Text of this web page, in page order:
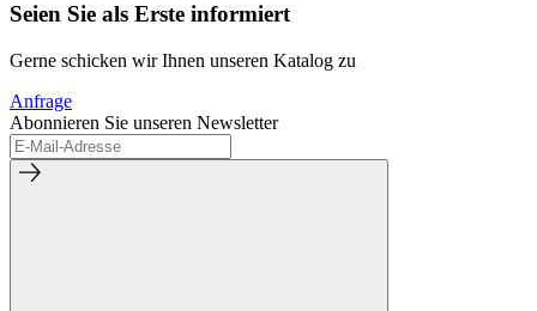
Seien Sie als Erste informiert
Gerne schicken wir Ihnen unseren Katalog zu
Anfrage
Abonnieren Sie unseren Newsletter